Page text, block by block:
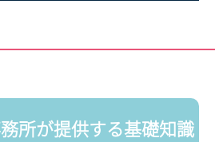
所が提供する基礎知識